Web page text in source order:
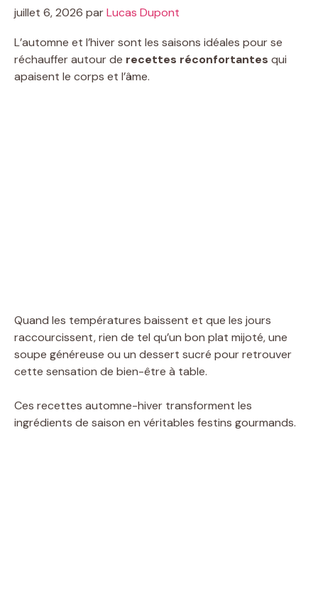
juillet 6, 2026 parLucas Dupont
L’automne et l’hiver sont les saisons idéales pour se
réchauffer autour de recettes réconfortantes qui
apaisent le corps et l’âme.
Quand les températures baissent et que les jours
raccourcissent, rien de tel qu’un bon plat mijoté, une
soupe généreuse ou un dessert sucré pour retrouver
cette sensation de bien-être à table.
Ces recettes automne-hiver transforment les
ingrédients de saison en véritables festins gourmands.